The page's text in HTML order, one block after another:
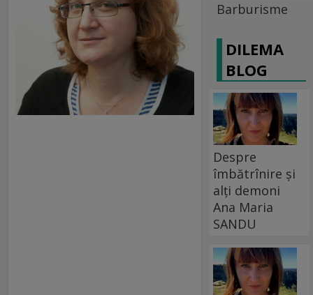
Barburisme
DILEMA
BLOG
Despre
îmbătrînire și
alți demoni
Ana Maria
SANDU